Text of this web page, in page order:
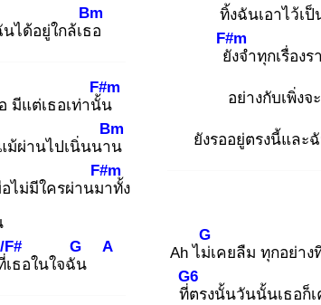
ได้อยู่ใกล้เธอ
Bm
มีแต่เธอเท่านั้น
F#m
ม้ผ่านไปเนิ่นนาน
Bm
อไม่มีใครผ่านมา
F#m
ทั้ง
F#
ธอในใจฉัน
G A
ทิ้งฉันเอาไว้เ
ยัง
F#m
จำทุกเรื่อง
อย่างกับเพิ่งจ
ยังรออยู่ตรงนี้และ
Ah ไม่เ
G
คยลืม ทุกอย่าง
ที่ต
G6
รงนั้นวันนั้นเธอก็